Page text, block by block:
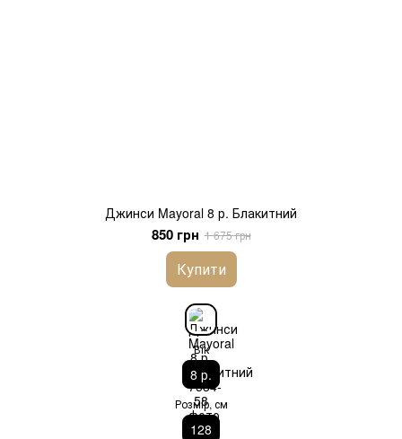
Джинси Mayoral 8 р. Блакитний
850 грн 1 675 грн
Купити
Вік
8 р.
Розмір, см
128